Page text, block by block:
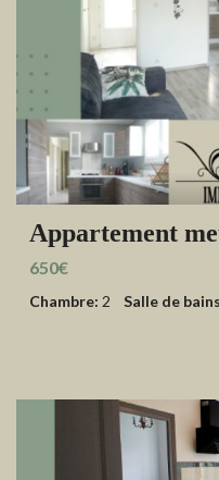
Appartement
650€
Chambre: 2 Salle de